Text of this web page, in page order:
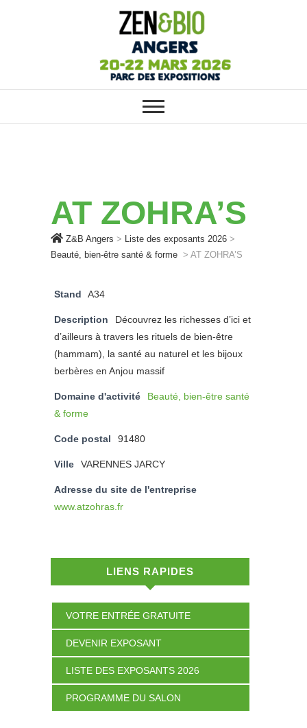
Z&B Angers
ZEN&BIO ANGERS : VOTRE
SALON ÉCOLO, BIO, BIEN-ÊTRE
ET HABITAT SAIN
AT ZOHRA’S
Z&B Angers > Liste des exposants 2026 >
Beauté, bien-être santé & forme > AT ZOHRA’S
Stand A34
Description
Découvrez les richesses d’ici et
d’ailleurs à travers les rituels de bien-être
(hammam), la santé au naturel et les bijoux
berbères en Anjou massif
Domaine d'activité
Beauté, bien-être santé
& forme
Code postal 91480
Ville VARENNES JARCY
Adresse du site de l'entreprise
www.atzohras.fr
LIENS RAPIDES
VOTRE ENTRÉE GRATUITE
DEVENIR EXPOSANT
LISTE DES EXPOSANTS 2026
PROGRAMME DU SALON